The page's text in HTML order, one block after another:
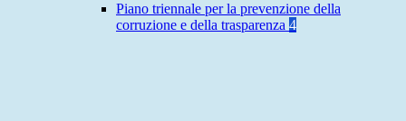
Piano triennale per la prevenzione della
corruzione e della trasparenza 4